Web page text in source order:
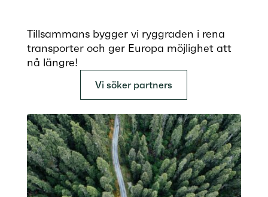
Tillsammans bygger vi ryggraden i rena
transporter och ger Europa möjlighet att
nå längre!
Vi söker partners